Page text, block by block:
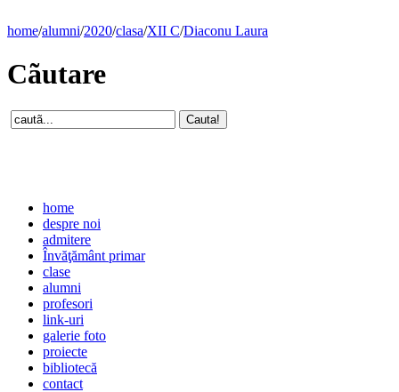
home/alumni/2020/clasa/XII C/Diaconu Laura
Cãutare
home
despre noi
admitere
Învăţământ primar
clase
alumni
profesori
link-uri
galerie foto
proiecte
bibliotecă
contact